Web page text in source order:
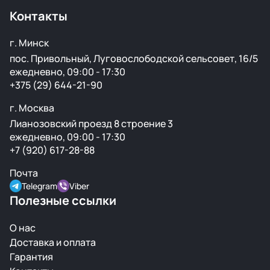
Контакты
г. Минск
пос. Привольный, Луговослободской сельсовет, 16/5
ежедневно, 09:00 - 17:30
+375 (29) 644-21-90
г. Москва
Лианозовский проезд 8 строение 3
ежедневно, 09:00 - 17:30
+7 (920) 617-28-88
Почта
Telegram Viber
Полезные ссылки
О нас
Доставка и оплата
Гарантия